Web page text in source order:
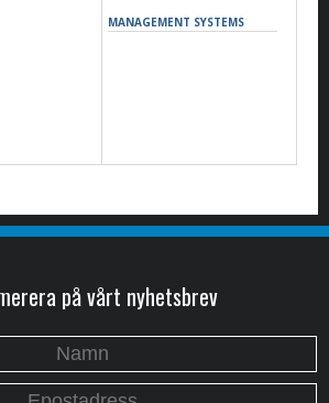
MANAGEMENT SYSTEMS
på vårt nyhetsbrev